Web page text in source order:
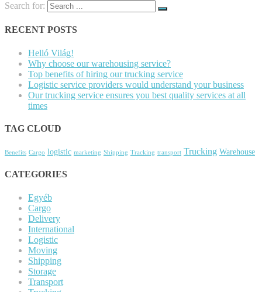
Search for:
RECENT POSTS
Helló Világ!
Why choose our warehousing service?
Top benefits of hiring our trucking service
Logistic service providers would understand your business
Our trucking service ensures you best quality services at all
times
TAG CLOUD
Benefits Cargo logistic marketing Shipping Tracking transport Trucking Warehouse
CATEGORIES
Egyéb
Cargo
Delivery
International
Logistic
Moving
Shipping
Storage
Transport